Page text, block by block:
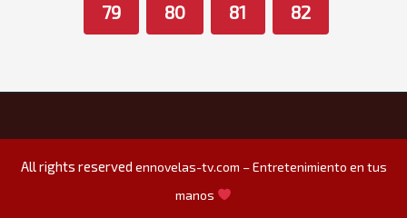
79 80 81 82
All rights reserved ennovelas-tv.com – Entretenimiento en tus
manos